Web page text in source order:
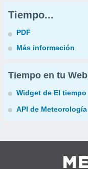
Tiempo...
PDF
Más información
Tiempo en tu Web
Widget de El tiempo
API de Meteorología